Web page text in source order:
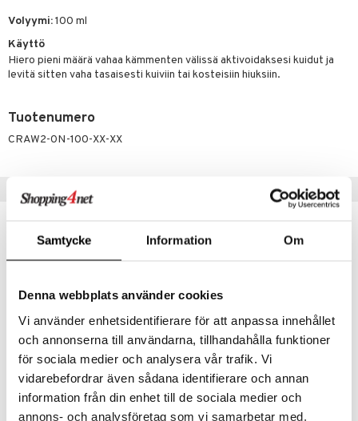
Samtycke Information Om
Denna webbplats använder cookies
Vi använder enhetsidentifierare för att anpassa innehållet
och annonserna till användarna, tillhandahålla funktioner
för sociala medier och analysera vår trafik. Vi
vidarebefordrar även sådana identifierare och annan
information från din enhet till de sociala medier och
annons- och analysföretag som vi samarbetar med.
Volyymi:100 ml
Käyttö
Hiero pieni määrä vahaa kämmenten välissä aktivoidaksesi kuidut ja
levitä sitten vaha tasaisesti kuiviin tai kosteisiin hiuksiin.
Tuotenumero
CRAW2-0N-100-XX-XX
Goof Proof Antiperspirant Deodorant
RAW NATURALS
High Gear Eye Gel
RAW NATURALS
& Soujaus
& Ihonpuhdistus